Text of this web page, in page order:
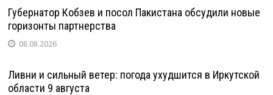
Губернатор Кобзев и посол Пакистана обсудили новые
горизонты партнерства
08.08.2026
Ливни и сильный ветер: погода ухудшится в Иркутской
области 9 августа